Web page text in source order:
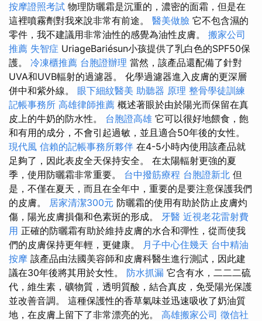
按摩證照考試 物理防曬霜是沉重的，濃密的面霜，但是在
這裡噴霧劑對我來說非常有前途。 醫美做臉 它不包含濕的
零件，我不建議用非常油性的感覺為油性皮膚。 搬家公司
推薦 失智症 UriageBariésun小孩提供了乳白色的SPF50保
護。 冷凍櫃推薦 台胞證辦理 當然，該產品還配備了針對
UVA和UVB輻射的過濾器。 化學過濾器進入皮膚的更深層
併中和紫外線。 眼下細紋醫美 助聽器 原理 整骨學徒訓練
記帳事務所 高雄律師推薦 概述著眼於由於陽光而保留在真
皮上的牛奶的防水性。 台胞證高雄 它可以很好地餵食，飽
和有用的成分，不會引起過敏，並且適合50年後的女性。
現代風 信賴的記帳事務所夥伴 在4-5小時內使用該產品就
足夠了，因此表皮全天保持安全。 在太陽輻射更強的夏
季，使用防曬霜非常重要。 台中撥筋療程 台胞證新北 但
是，不僅在夏天，而且在全年中，重要的是要注意保護我們
的皮膚。 居家清潔300元 防曬霜的使用有助於防止皮膚灼
傷，陽光皮膚損傷和色素斑的形成。 牙醫 近視老花雷射費
用 正確的防曬霜有助於維持皮膚的水合和彈性，從而使我
們的皮膚保持更年輕，更健康。 月子中心住幾天 台中精油
按摩 該產品由法國美容師和皮膚科醫生進行測試，因此建
議在30年後將其用於女性。 防水抓漏 它含有水，二二二硫
代，維生素，礦物質，透明質酸，結合真皮，免受陽光保護
並改善音調。 這種保護性的香草氣味並迅速吸收了奶油質
地，在皮膚上留下了非常漂亮的光。 高雄搬家公司 徵信社